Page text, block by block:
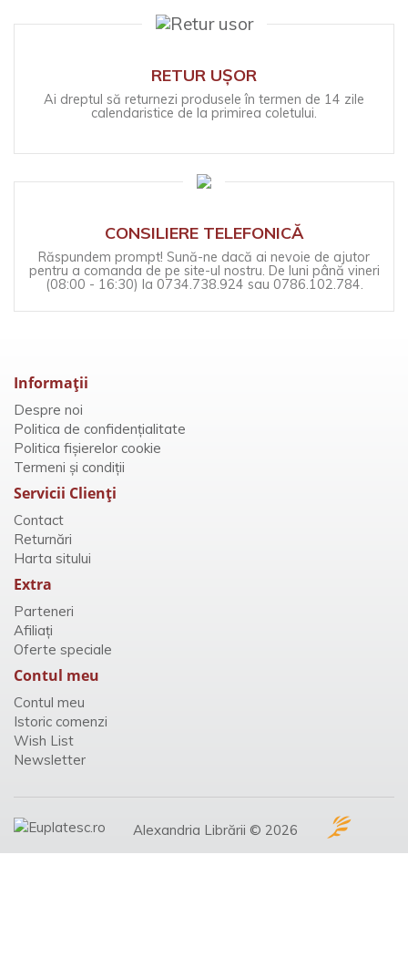
RETUR UȘOR
Ai dreptul să returnezi produsele în termen de 14 zile
calendaristice de la primirea coletului.
CONSILIERE TELEFONICĂ
Răspundem prompt! Sună-ne dacă ai nevoie de ajutor
pentru a comanda de pe site-ul nostru. De luni până vineri
(08:00 - 16:30) la 0734.738.924 sau 0786.102.784.
Informaţii
Despre noi
Politica de confidențialitate
Politica fișierelor cookie
Termeni și condiții
Servicii Clienţi
Contact
Returnări
Harta sitului
Extra
Parteneri
Afiliaţi
Oferte speciale
Contul meu
Contul meu
Istoric comenzi
Wish List
Newsletter
Alexandria Librării © 2026